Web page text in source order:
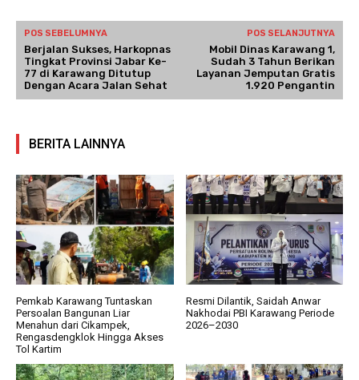
POS SEBELUMNYA
Berjalan Sukses, Harkopnas
Tingkat Provinsi Jabar Ke-
77 di Karawang Ditutup
Dengan Acara Jalan Sehat
POS SELANJUTNYA
Mobil Dinas Karawang 1,
Sudah 3 Tahun Berikan
Layanan Jemputan Gratis
1.920 Pengantin
BERITA LAINNYA
Pemkab Karawang Tuntaskan
Persoalan Bangunan Liar
Menahun dari Cikampek,
Rengasdengklok Hingga Akses
Tol Kartim
Resmi Dilantik, Saidah Anwar
Nakhodai PBI Karawang Periode
2026–2030